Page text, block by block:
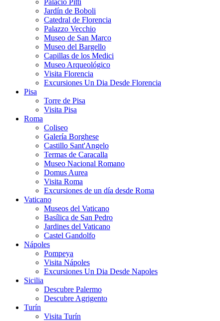
Palacio Pitti
Jardín de Boboli
Catedral de Florencia
Palazzo Vecchio
Museo de San Marco
Museo del Bargello
Capillas de los Medici
Museo Arqueológico
Visita Florencia
Excursiones Un Dia Desde Florencia
Pisa
Torre de Pisa
Visita Pisa
Roma
Coliseo
Galería Borghese
Castillo Sant'Angelo
Termas de Caracalla
Museo Nacional Romano
Domus Aurea
Visita Roma
Excursiones de un día desde Roma
Vaticano
Museos del Vaticano
Basílica de San Pedro
Jardines del Vaticano
Castel Gandolfo
Nápoles
Pompeya
Visita Nápoles
Excursiones Un Dia Desde Napoles
Sicilia
Descubre Palermo
Descubre Agrigento
Turín
Visita Turín